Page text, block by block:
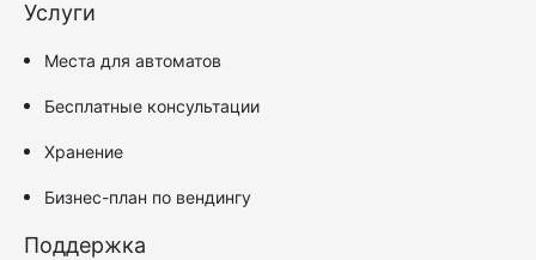
Услуги
Места для автоматов
Бесплатные консультации
Хранение
Бизнес-план по вендингу
Поддержка